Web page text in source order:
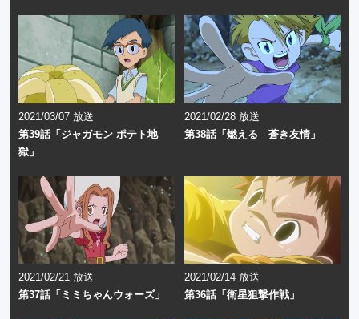
2021/03/07 放送
第39話「ジャガモン ポテト地
獄」
2021/02/28 放送
第38話「燃える 蒼き友情」
2021/02/21 放送
第37話「ミミちゃんウォーズ」
2021/02/14 放送
第36話「衛星狙撃作戦」